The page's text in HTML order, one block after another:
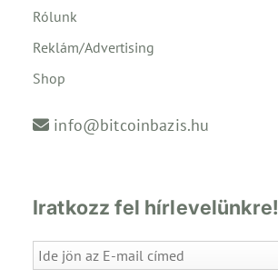
Rólunk
Reklám/Advertising
Shop
info@bitcoinbazis.hu
Iratkozz fel hírlevelünkre!